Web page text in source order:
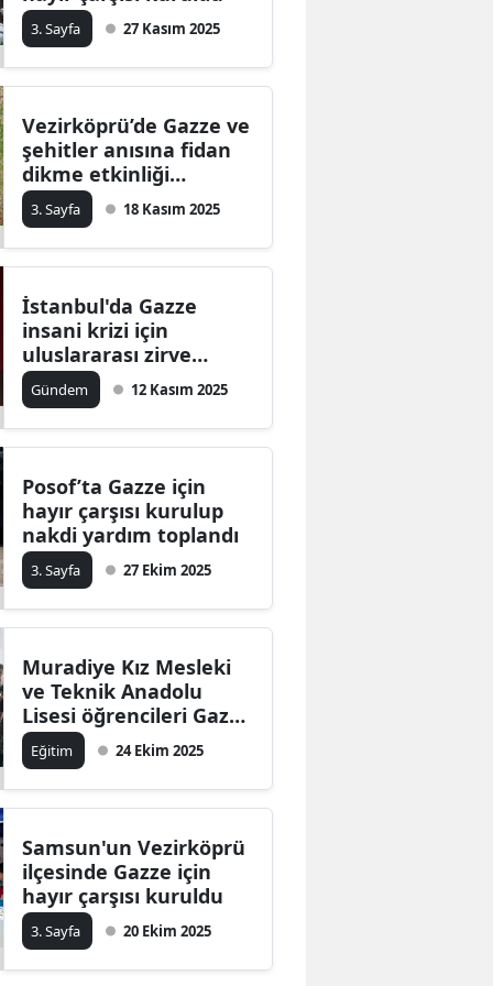
3. Sayfa 27 Kasım 2025
Vezirköprü’de Gazze ve
şehitler anısına fidan
dikme etkinliği
düzenlendi
3. Sayfa 18 Kasım 2025
İstanbul'da Gazze
insani krizi için
uluslararası zirve
düzenlendi
Gündem 12 Kasım 2025
Posof’ta Gazze için
hayır çarşısı kurulup
nakdi yardım toplandı
3. Sayfa 27 Ekim 2025
Muradiye Kız Mesleki
ve Teknik Anadolu
Lisesi öğrencileri Gazze
için yardım
Eğitim 24 Ekim 2025
Samsun'un Vezirköprü
ilçesinde Gazze için
hayır çarşısı kuruldu
3. Sayfa 20 Ekim 2025